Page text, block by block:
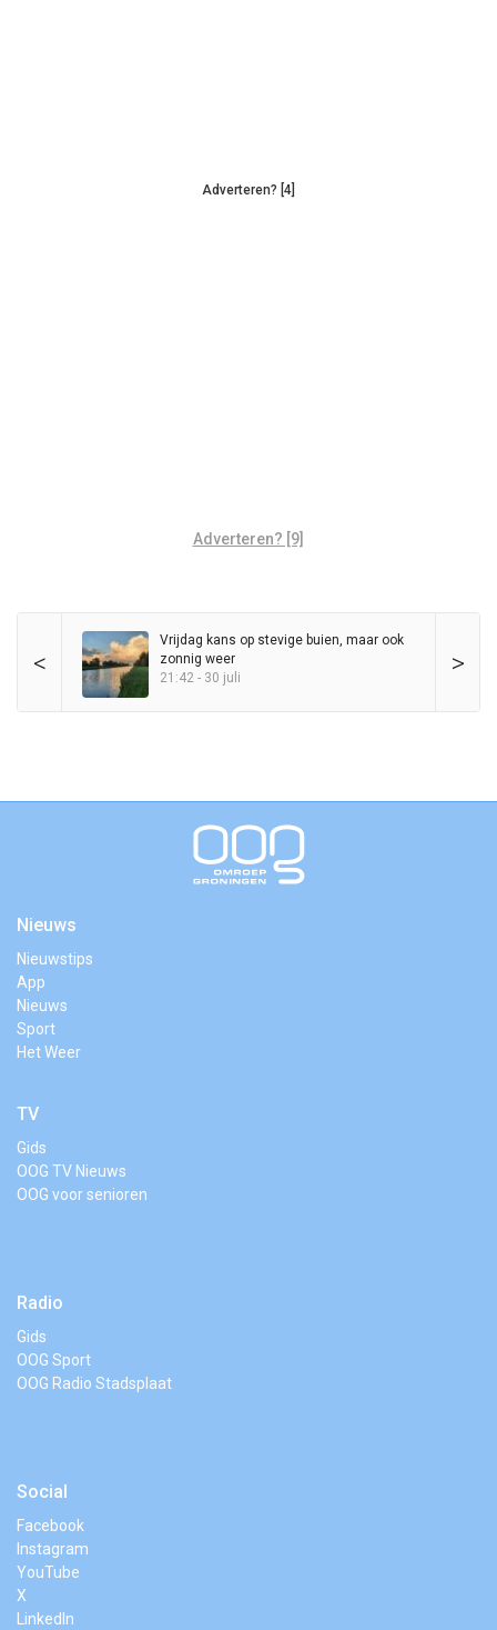
Adverteren? [4]
Adverteren? [9]
< >
Vrijdag kans op stevige buien, maar ook
zonnig weer
21:42 - 30 juli
Nieuws
Nieuwstips
App
Nieuws
Sport
Het Weer
TV
Gids
OOG TV Nieuws
OOG voor senioren
Radio
Gids
OOG Sport
OOG Radio Stadsplaat
Social
Facebook
Instagram
YouTube
X
LinkedIn